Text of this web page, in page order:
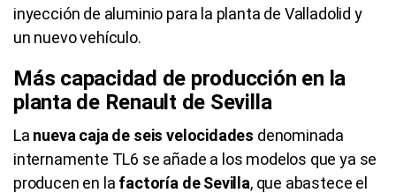
inyección de aluminio para la planta de Valladolid y
un nuevo vehículo.
Más capacidad de producción en la
planta de Renault de Sevilla
La nueva caja de seis velocidades denominada
internamente TL6 se añade a los modelos que ya se
producen en la factoría de Sevilla, que abastece el